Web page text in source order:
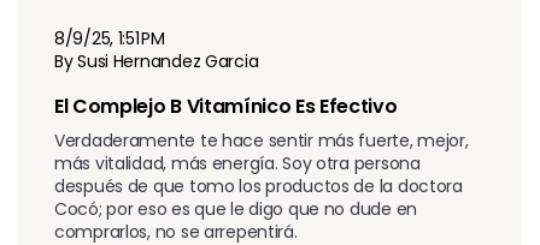
8/9/25, 1:51 PM
By Susi Hernandez Garcia
El Complejo B Vitamínico Es Efectivo
Verdaderamente te hace sentir más fuerte, mejor,
más vitalidad, más energía. Soy otra persona
después de que tomo los productos de la doctora
Cocó; por eso es que le digo que no dude en
comprarlos, no se arrepentirá.